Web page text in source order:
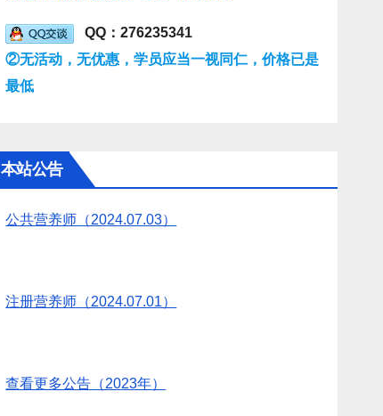
QQ：276235341
②无活动，无优惠，学员应当一视同仁，价格已是
最低
本站公告
公共营养师（2024.07.03）
注册营养师（2024.07.01）
查看更多公告（2023年）